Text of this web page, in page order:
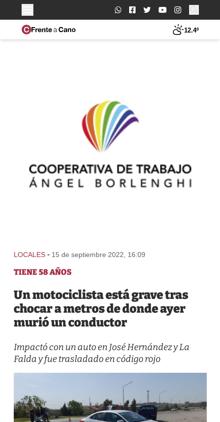
Buscar:
12.4º
LOCALES - 15 de septiembre 2022, 16:09
TIENE 58 AÑOS
Un motociclista está grave tras
chocar a metros de donde ayer
murió un conductor
Impactó con un auto en José Hernández y La
Falda y fue trasladado en código rojo